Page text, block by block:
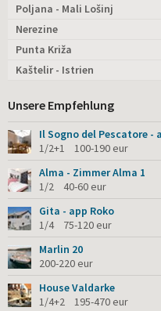
Poljana - Mali Lošinj
Nerezine
Punta Križa
Kaštelir - Istrien
Unsere Empfehlung
Il Sogno del Pescatore -
1/2+1 100-190 eur
Alma - Zimmer Alma 1
1/2 40-60 eur
Gita - app Roko
1/4 75-120 eur
Marlin 20
200-220 eur
House Valdarke
1/4+2 195-470 eur